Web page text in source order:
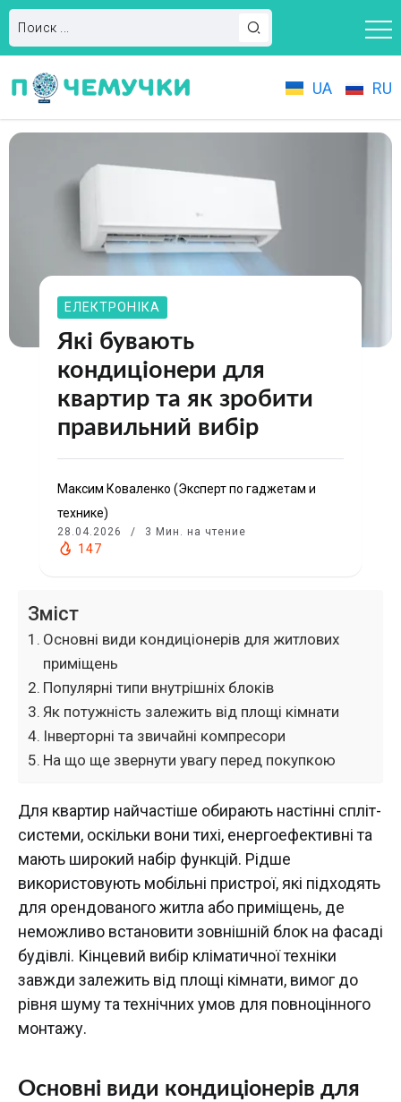
UA RU
ЕЛЕКТРОНІКА
Які бувають
кондиціонери для
квартир та як зробити
правильний вибір
Максим Коваленко (Эксперт по гаджетам и
технике)
28.04.2026 3 Мин. на чтение
147
Зміст
Основні види кондиціонерів для житлових
приміщень
Популярні типи внутрішніх блоків
Як потужність залежить від площі кімнати
Інверторні та звичайні компресори
На що ще звернути увагу перед покупкою
Для квартир найчастіше обирають настінні спліт-
системи, оскільки вони тихі, енергоефективні та
мають широкий набір функцій. Рідше
використовують мобільні пристрої, які підходять
для орендованого житла або приміщень, де
неможливо встановити зовнішній блок на фасаді
будівлі. Кінцевий вибір кліматичної техніки
завжди залежить від площі кімнати, вимог до
рівня шуму та технічних умов для повноцінного
монтажу.
Основні види кондиціонерів для